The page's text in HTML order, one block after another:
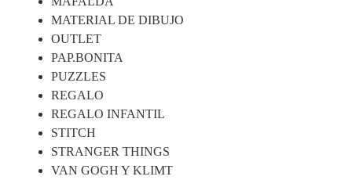
MATERIAL DE DIBUJO
OUTLET
PAP.BONITA
PUZZLES
REGALO
REGALO INFANTIL
STITCH
STRANGER THINGS
VAN GOGH Y KLIMT